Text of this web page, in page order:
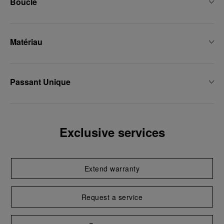
Matériau
Passant Unique
Exclusive services
Extend warranty
Request a service